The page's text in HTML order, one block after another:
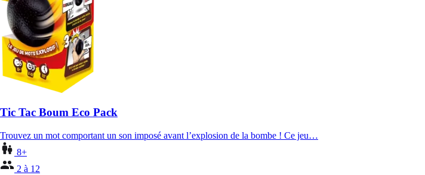
Tic Tac Boum Eco Pack
Trouvez un mot comportant un son imposé avant l’explosion de la bombe ! Ce jeu…
8+
2 à 12